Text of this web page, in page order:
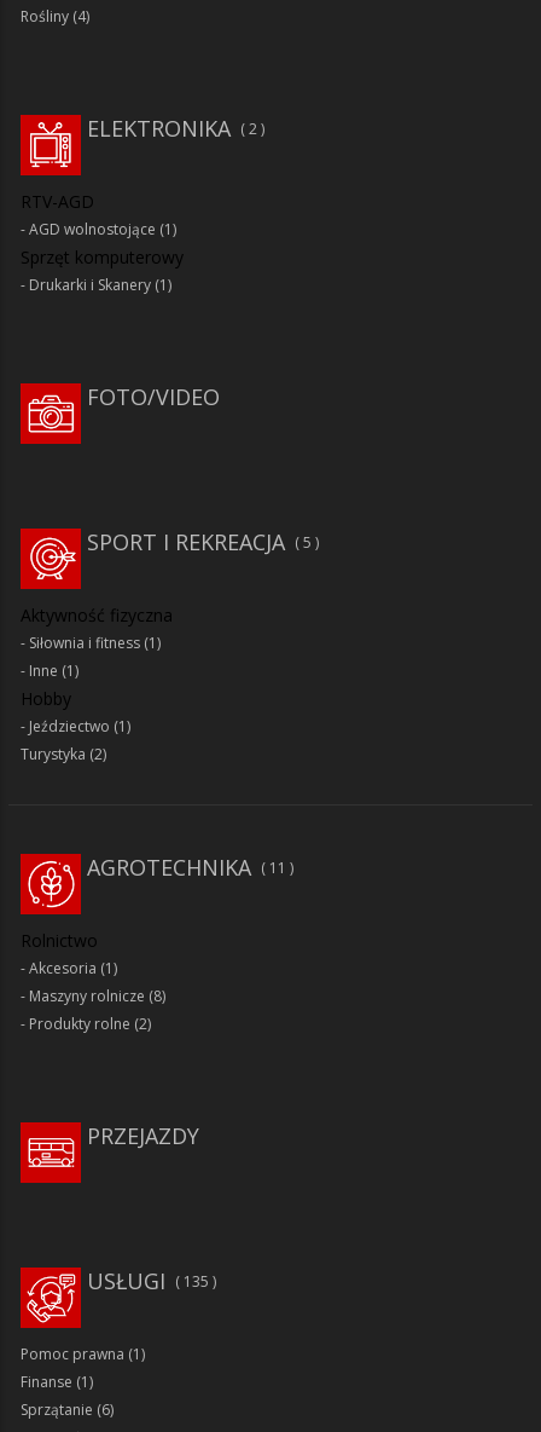
Rośliny (4)
2
ELEKTRONIKA
RTV-AGD
AGD wolnostojące (1)
Sprzęt komputerowy
Drukarki i Skanery (1)
FOTO/VIDEO
SPORT I REKREACJA 5
Aktywność fizyczna
Siłownia i fitness (1)
Inne (1)
Hobby
Jeździectwo (1)
Turystyka (2)
AGROTECHNIKA 11
Rolnictwo
Akcesoria (1)
Maszyny rolnicze (8)
Produkty rolne (2)
PRZEJAZDY
135
USŁUGI
Pomoc prawna (1)
Finanse (1)
Sprzątanie (6)